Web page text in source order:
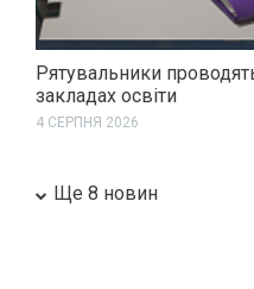
Рятувальники
закладах освіти
4 СЕРПНЯ 2026
Ще 8 новин